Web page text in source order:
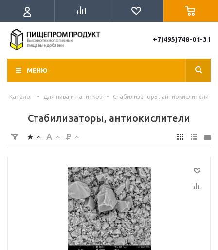
+7(495)748-01-31
МЕНЮ
Каталог - Для пива и напитков - Стабилизаторы, антиокислители
Стабилизаторы, антиокислители